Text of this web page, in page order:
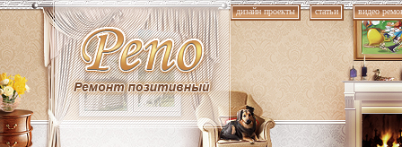
дизайн проекты статьи видео